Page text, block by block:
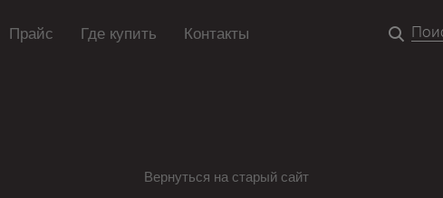
Прайс Где купить Контакты
Вернуться на старый сайт